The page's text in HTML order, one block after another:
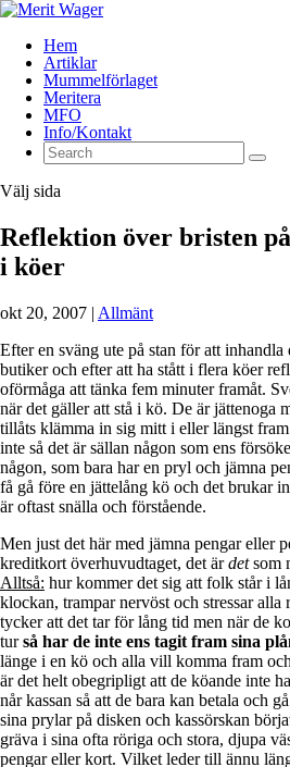
Hem
Artiklar
Mummelförlaget
Meritera
MFO
Info/Kontakt
Välj sida
Reflektion över bristen
i köer
okt 20, 2007 | Allmänt
Efter en sväng ute på stan för att inhandla
butiker och efter att ha stått i flera köer
oförmåga att tänka fem minuter framåt.
när det gäller att stå i kö. De är jättenoga
tillåts klämma in sig mitt i eller längst
inte så det är sällan någon som ens
någon, som bara har en pryl och jämna
få gå före en jättelång kö och det brukar
är oftast snälla och förstående.
Men just det här med jämna pengar eller
kreditkort överhuvudtaget, det ärdetsom
Alltså: hur kommer det sig att folk står i
klockan, trampar nervöst och stressar
tycker att det tar för lång tid men när de
turså har de inte ens tagit fram sina
länge i en kö och alla vill komma fram
är det helt obegripligt att de köande inte
når kassan så att de bara kan betala och
sina prylar på disken och kassörskan
gräva i sina ofta röriga och stora, djupa
pengar eller kort. Vilket leder till ännu